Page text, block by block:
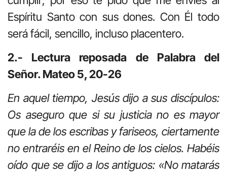
Espíritu Santo con sus dones. Con Él todo
será fácil, sencillo, incluso placentero.
2.- Lectura reposada de Palabra del
Señor. Mateo 5, 20-26
En aquel tiempo, Jesús dijo a sus discípulos:
Os aseguro que si su justicia no es mayor
que la de los escribas y fariseos, ciertamente
no entraréis en el Reino de los cielos. Habéis
oído que se dijo a los antiguos: «No matarás